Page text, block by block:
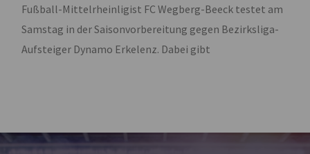
Fußball-Mittelrheinligist FC Wegberg-Beeck testet am
Samstag in der Saisonvorbereitung gegen Bezirksliga-
Aufsteiger Dynamo Erkelenz. Dabei gibt